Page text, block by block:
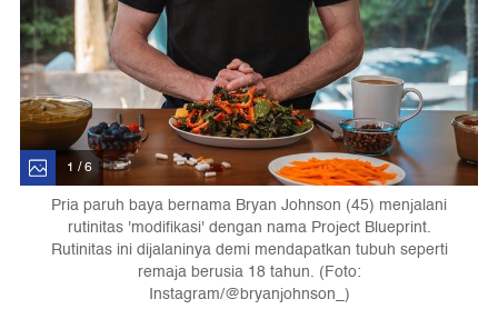
1 / 6
Pria paruh baya bernama Bryan Johnson (45) menjalani
rutinitas 'modifikasi' dengan nama Project Blueprint.
Rutinitas ini dijalaninya demi mendapatkan tubuh seperti
remaja berusia 18 tahun. (Foto:
Instagram/@bryanjohnson_)